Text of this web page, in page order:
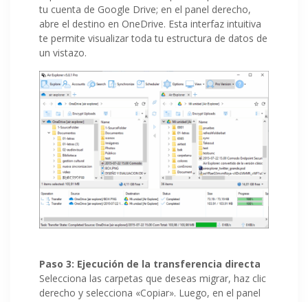
tu cuenta de Google Drive; en el panel derecho,
abre el destino en OneDrive. Esta interfaz intuitiva
te permite visualizar toda tu estructura de datos de
un vistazo.
Paso 3: Ejecución de la transferencia directa
Selecciona las carpetas que deseas migrar, haz clic
derecho y selecciona «Copiar». Luego, en el panel